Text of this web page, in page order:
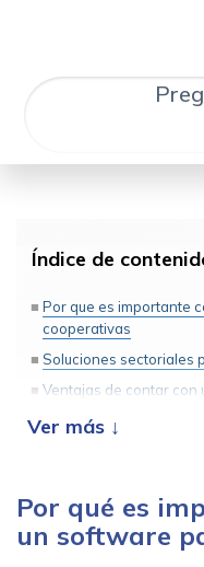
Índice de
Por que es importante
cooperativas
Soluciones sectoriales
Ventajas de contar
Como elegir el mejor
Por qué es
un software